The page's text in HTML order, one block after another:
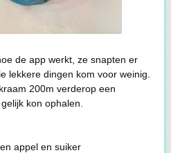
de app werkt, ze snapten er
lekkere dingen kom voor weinig.
200m verderop een
kon ophalen.
appel en suiker